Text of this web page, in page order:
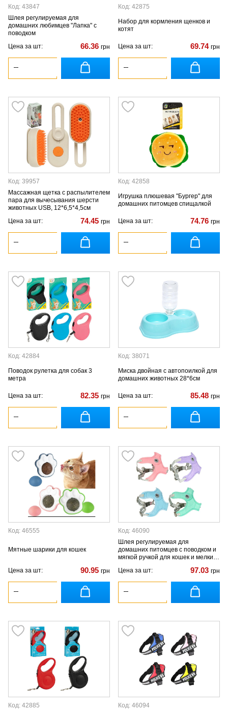
Код: 43847
Шлея регулируемая для
домашних любимцев "Лапка" с
поводком
Цена за шт:
66.36 грн
Код: 42875
Набор для кормления щенков и
котят
Цена за шт: 69.74 грн
Код: 39957
Массажная щетка с распылителем
пара для вычесывания шерсти
животных USB, 12*6,5*4,5см
Цена за шт:
74.45 грн
Код: 42858
Игрушка плюшевая "Бургер" для
домашних питомцев спищалкой
Цена за шт: 74.76 грн
Код: 42884
Поводок рулетка для собак 3
метра
Цена за шт: 82.35 грн
Код: 38071
Миска двойная с автопоилкой для
домашних животных 28*6см
Цена за шт: 85.48 грн
Код: 46555
Мятные шарики для кошек
Цена за шт: 90.95 грн
Код: 46090
Шлея регулируемая для
домашних питомцев с поводком и
мягкой ручкой для кошек и мелких
Цена за шт: 97.03 грн
Код: 42885
Код: 46094